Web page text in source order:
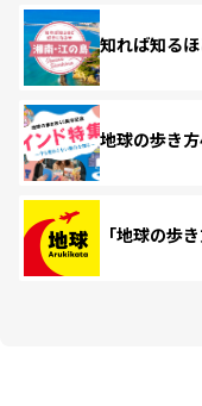
知れば知る
地球の歩き
「地球の歩